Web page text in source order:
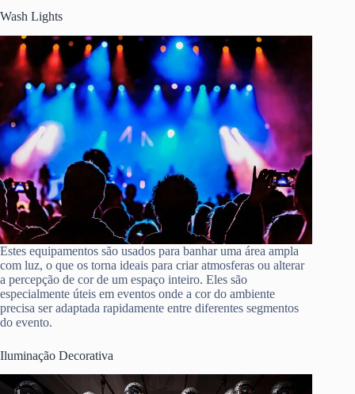
Wash Lights
Estes equipamentos são usados para banhar uma área ampla
com luz, o que os torna ideais para criar atmosferas ou alterar
a percepção de cor de um espaço inteiro. Eles são
especialmente úteis em eventos onde a cor do ambiente
precisa ser adaptada rapidamente entre diferentes segmentos
do evento.
Iluminação Decorativa